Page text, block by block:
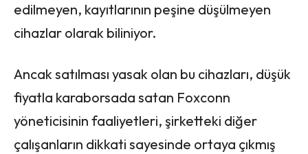
edilmeyen, kayıtlarının peşine düşülmeyen
cihazlar olarak biliniyor.
Ancak satılması yasak olan bu cihazları, düşük
fiyatla karaborsada satan Foxconn
yöneticisinin faaliyetleri, şirketteki diğer
çalışanların dikkati sayesinde ortaya çıkmış